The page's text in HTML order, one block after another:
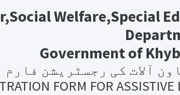
Welfare,Special
Government of
آلات کی رجسٹریشن فارم
FORM FOR